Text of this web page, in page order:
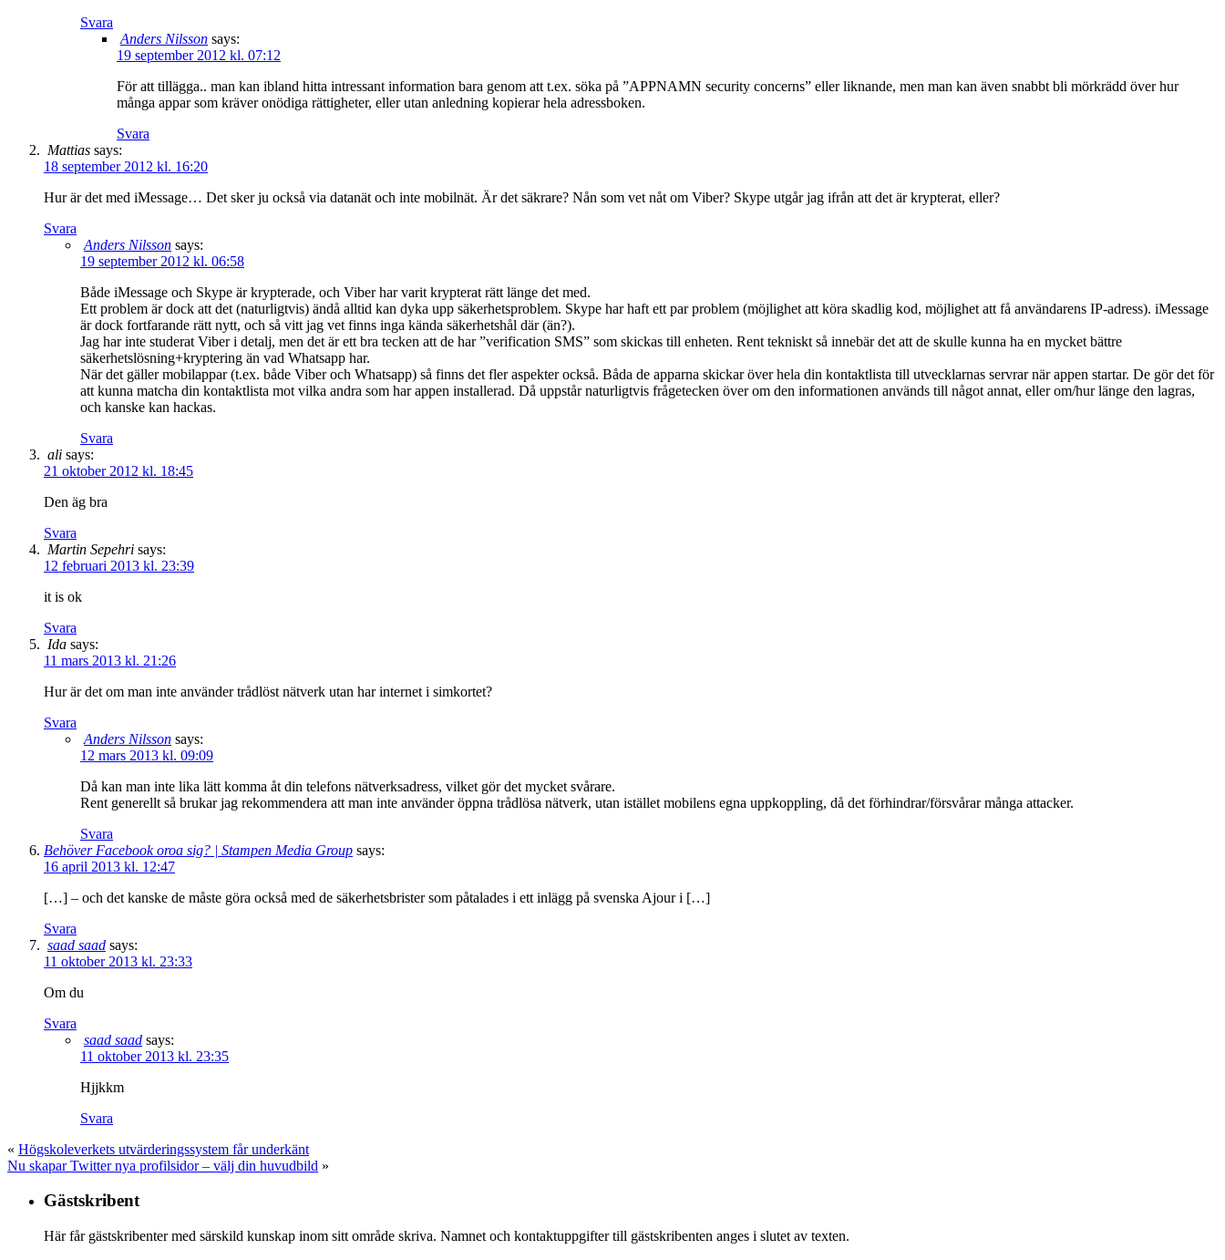
Svara
Anders Nilsson says:
19 september 2012 kl. 07:12
För att tillägga.. man kan ibland hitta intressant information bara genom att t.ex. söka på ”APPNAMN security concerns” eller liknande, men man kan även snabbt bli mörkrädd över hur
många appar som kräver onödiga rättigheter, eller utan anledning kopierar hela adressboken.
Svara
Mattias says:
18 september 2012 kl. 16:20
Hur är det med iMessage… Det sker ju också via datanät och inte mobilnät. Är det säkrare? Nån som vet nåt om Viber? Skype utgår jag ifrån att det är krypterat, eller?
Svara
Anders Nilsson says:
19 september 2012 kl. 06:58
Både iMessage och Skype är krypterade, och Viber har varit krypterat rätt länge det med.
Ett problem är dock att det (naturligtvis) ändå alltid kan dyka upp säkerhetsproblem. Skype har haft ett par problem (möjlighet att köra skadlig kod, möjlighet att få användarens IP-adress). iMessage
är dock fortfarande rätt nytt, och så vitt jag vet finns inga kända säkerhetshål där (än?).
Jag har inte studerat Viber i detalj, men det är ett bra tecken att de har ”verification SMS” som skickas till enheten. Rent tekniskt så innebär det att de skulle kunna ha en mycket bättre
säkerhetslösning+kryptering än vad Whatsapp har.
När det gäller mobilappar (t.ex. både Viber och Whatsapp) så finns det fler aspekter också. Båda de apparna skickar över hela din kontaktlista till utvecklarnas servrar när appen startar. De gör det för
att kunna matcha din kontaktlista mot vilka andra som har appen installerad. Då uppstår naturligtvis frågetecken över om den informationen används till något annat, eller om/hur länge den lagras,
och kanske kan hackas.
Svara
ali says:
21 oktober 2012 kl. 18:45
Den äg bra
Svara
Martin Sepehri says:
12 februari 2013 kl. 23:39
it is ok
Svara
Ida says:
11 mars 2013 kl. 21:26
Hur är det om man inte använder trådlöst nätverk utan har internet i simkortet?
Svara
Anders Nilsson says:
12 mars 2013 kl. 09:09
Då kan man inte lika lätt komma åt din telefons nätverksadress, vilket gör det mycket svårare.
Rent generellt så brukar jag rekommendera att man inte använder öppna trådlösa nätverk, utan istället mobilens egna uppkoppling, då det förhindrar/försvårar många attacker.
Svara
Behöver Facebook oroa sig? | Stampen Media Group says:
16 april 2013 kl. 12:47
[…] – och det kanske de måste göra också med de säkerhetsbrister som påtalades i ett inlägg på svenska Ajour i […]
Svara
saad saad says:
11 oktober 2013 kl. 23:33
Om du
Svara
saad saad says:
11 oktober 2013 kl. 23:35
Hjjkkm
Svara
« Högskoleverkets utvärderingssystem får underkänt
Nu skapar Twitter nya profilsidor – välj din huvudbild »
Gästskribent
Här får gästskribenter med särskild kunskap inom sitt område skriva. Namnet och kontaktuppgifter till gästskribenten anges i slutet av texten.